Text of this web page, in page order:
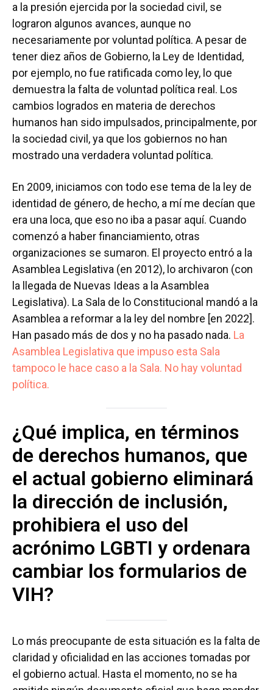
a la presión ejercida por la sociedad civil, se
lograron algunos avances, aunque no
necesariamente por voluntad política. A pesar de
tener diez años de Gobierno, la Ley de Identidad,
por ejemplo, no fue ratificada como ley, lo que
demuestra la falta de voluntad política real. Los
cambios logrados en materia de derechos
humanos han sido impulsados, principalmente, por
la sociedad civil, ya que los gobiernos no han
mostrado una verdadera voluntad política.
En 2009, iniciamos con todo ese tema de la ley de
identidad de género, de hecho, a mí me decían que
era una loca, que eso no iba a pasar aquí. Cuando
comenzó a haber financiamiento, otras
organizaciones se sumaron. El proyecto entró a la
Asamblea Legislativa (en 2012), lo archivaron (con
la llegada de Nuevas Ideas a la Asamblea
Legislativa). La Sala de lo Constitucional mandó a la
Asamblea a reformar a la ley del nombre [en 2022].
Han pasado más de dos y no ha pasado nada. La
Asamblea Legislativa que impuso esta Sala
tampoco le hace caso a la Sala. No hay voluntad
política.
¿Qué implica, en términos
de derechos humanos, que
el actual gobierno eliminará
la dirección de inclusión,
prohibiera el uso del
acrónimo LGBTI y ordenara
cambiar los formularios de
VIH?
Lo más preocupante de esta situación es la falta de
claridad y oficialidad en las acciones tomadas por
el gobierno actual. Hasta el momento, no se ha